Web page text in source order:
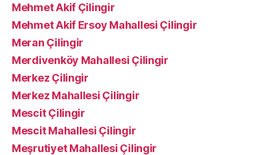
Mehmet Akif Çilingir
Mehmet Akif Ersoy Mahallesi Çilingir
Meran Çilingir
Merdivenköy Mahallesi Çilingir
Merkez Çilingir
Merkez Mahallesi Çilingir
Mescit Çilingir
Mescit Mahallesi Çilingir
Meşrutiyet Mahallesi Çilingir